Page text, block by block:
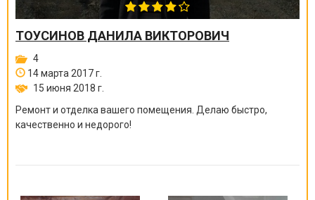
ТОУСИНОВ ДАНИЛА ВИКТОРОВИЧ
4
14 марта 2017 г.
15 июня 2018 г.
Ремонт и отделка вашего помещения. Делаю быстро,
качественно и недорого!